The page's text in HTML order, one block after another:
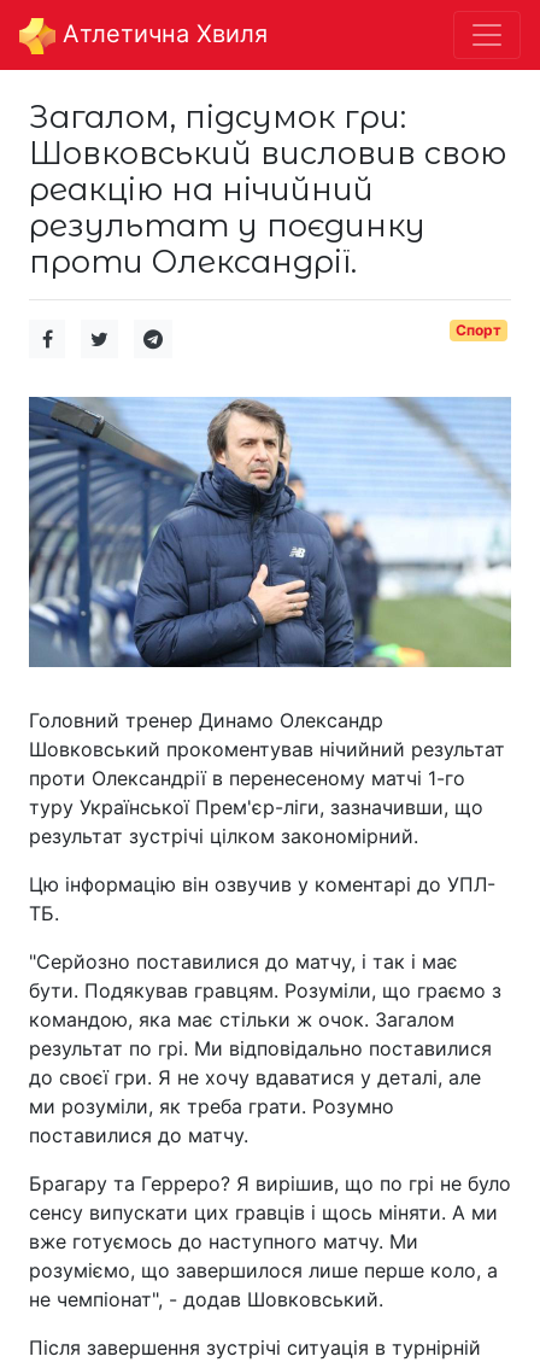
Aтлетична Хвиля
Загалом, підсумок гри:
Шовковський висловив свою
реакцію на нічийний
результат у поєдинку
проти Олександрії.
Спорт
Головний тренер Динамо Олександр
Шовковський прокоментував нічийний результат
проти Олександрії в перенесеному матчі 1-го
туру Української Прем'єр-ліги, зазначивши, що
результат зустрічі цілком закономірний.
Цю інформацію він озвучив у коментарі до УПЛ-
ТБ.
"Серйозно поставилися до матчу, і так і має
бути. Подякував гравцям. Розуміли, що граємо з
командою, яка має стільки ж очок. Загалом
результат по грі. Ми відповідально поставилися
до своєї гри. Я не хочу вдаватися у деталі, але
ми розуміли, як треба грати. Розумно
поставилися до матчу.
Брагару та Герреро? Я вирішив, що по грі не було
сенсу випускати цих гравців і щось міняти. А ми
вже готуємось до наступного матчу. Ми
розуміємо, що завершилося лише перше коло, а
не чемпіонат", - додав Шовковський.
Після завершення зустрічі ситуація в турнірній